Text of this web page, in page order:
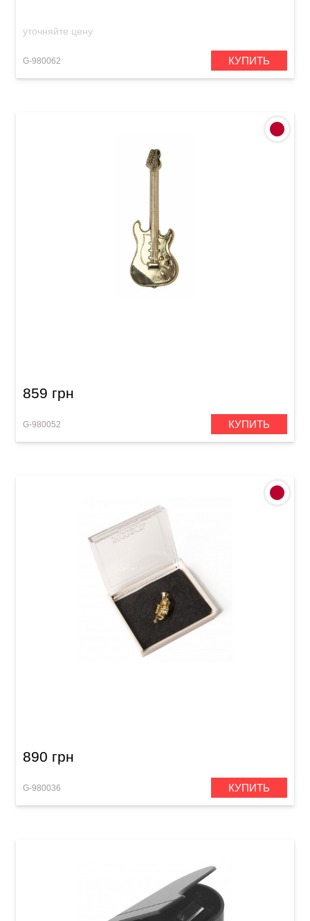
уточняйте цену
G-980062 КУПИТЬ
859 грн
G-980052 КУПИТЬ
890 грн
G-980036 КУПИТЬ